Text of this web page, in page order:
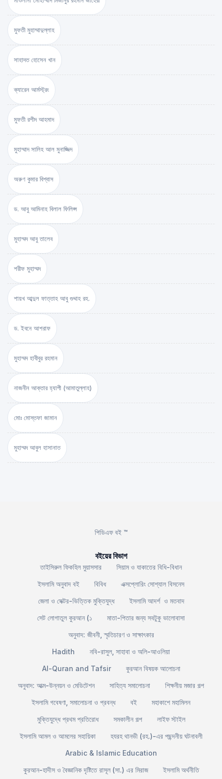
মুফতী মুহাম্মাদুল্লাহ
সাহাদত হোসেন খান
ক্যারেন আর্মস্ট্রং
মুফতী রশীদ আহমাদ
মুহাম্মাদ সালিহ আল মুনাজ্জিদ
অরুণ কুমার বিশ্বাস
ড. আবু আমিনাহ বিলাল ফিলিপ্স
মুহাম্মদ আবু তালেব
শরীফ মুহাম্মদ
শায়খ আব্দুল ফাত্তাহ আবু গুদ্দাহ রহ.
ড. ইবনে আশরাফ
মুহাম্মদ হাবীবুর রহমান
নাজনীন আক্তার হ্যাপী (আমাতুল্লাহ)
মোঃ মোস্তফা জামান
মুহাম্মদ আবুল হাসানাত
পিডিএফ বই ™
বইয়ের বিভাগ
তাইসিরুল ফিকহিল মুয়াসসার
সিয়াম ও যাকাতের বিধি-বিধান
ইসলামি অনুবাদ বই
বিবিধ
এক্সপ্লোরিং সোশ্যাল বিসনেস
জেলা ও সেক্টর-ভিত্তিক মুক্তিযুদ্ধ
ইসলামি আদর্শ ও মতবাদ
সেট লোগাতুল কুরআন (১
মাতা-পিতার জন্য সবটুকু ভালোবাসা
অনুবাদ: জীবনী, স্মৃতিচারণ ও সাক্ষাৎকার
Hadith
নবি-রাসুল, সাহাবা ও অলি-আওলিয়া
Al-Quran and Tafsir
কুরআন বিষয়ক আলোচনা
অনুবাদ: আত্ম-উন্নয়ন ও মেডিটেশন
সাহিত্য সমালোচনা
শিক্ষনীয় মজার গল্প
ইসলামি গবেষণা, সমালোচনা ও প্রবন্ধ
বই
মহাকাশে মহামিলন
মুক্তিযুদ্ধে প্রথম প্রতিরোধ
সমকালীন গল্প
লাইফ স্টাইল
ইসলামি আমল ও আমলের সহায়িকা
হযরহ থানভী (রহ.)-এর পছন্দনীয় ঘটনাবলী
Arabic & Islamic Education
কুরআন-হাদীস ও বৈজ্ঞানিক দৃষ্টিতে রাসূল (সা.) এর মিরাজ
ইসলামি অর্থনীতি